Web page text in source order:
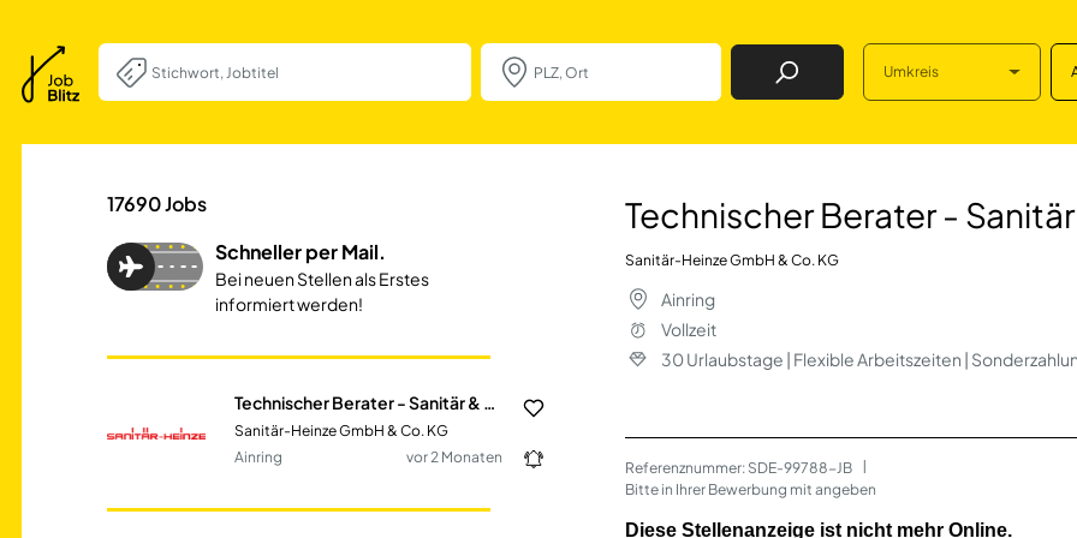
Job Finden Umkreis
Technischer Berater - Sanitär &
17690Jobs
Schneller per Mail.
Bei neuen Stellen als Erstes
informiert werden!
Sanitär-Heinze GmbH & Co. KG
Ainring
vor 2 Monaten
Technischer Berater -
Sanitär-Heinze GmbH & Co. KG
Ainring
Vollzeit
30 Urlaubstage | Flexible Arbeitszeiten |
Referenznummer: SDE-99788-JB
Bitte in Ihrer Bewerbung mit angeben